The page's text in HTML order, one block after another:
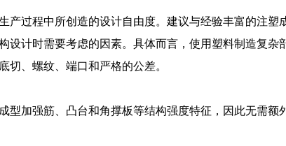
产过程中所创造的设计自由度。建议与经验丰富的注塑
设计时需要考虑的因素。具体而言，使用塑料制造复杂
、螺纹、端口和严格的公差。
型加强筋、凸台和角撑板等结构强度特征，因此无需额